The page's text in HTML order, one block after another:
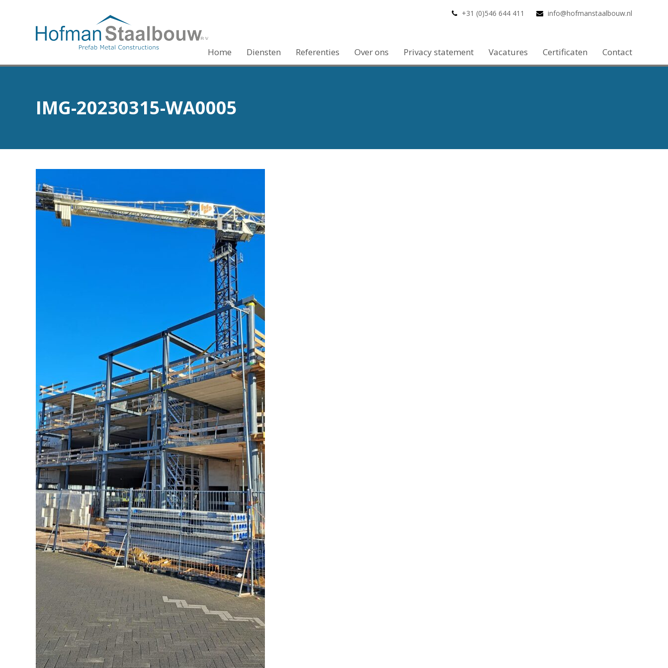
+31 (0)546 644 411 info@hofmanstaalbouw.nl
Home Diensten Referenties Over ons Privacy statement Vacatures Certificaten Contact
IMG-20230315-WA0005